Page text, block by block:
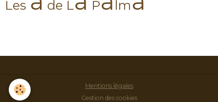
Les de L P lm
Mentions légales
Gestion des cookies